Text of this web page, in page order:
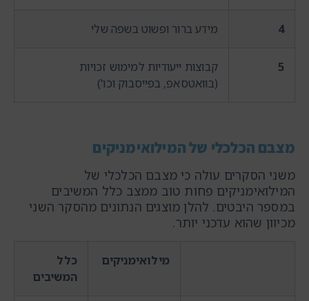
4 מידע ברור ופשוט בשפה שלי
5
קבוצות ייעודיות למימוש זכויות
(בוואטסאפ, בפייסבוק וכו')
מצבם הכלכלי של המילואימניקים
משני הסקרים עולה כי מצבם הכלכלי של
המילואימניקים פחות טוב ממצב כלל המשיבים
במספר היבטים. להלן מוצגים הנתונים מהסקר השני
מכיוון שהוא עדכני יותר.
מילואימניקים
כלל
המשיבים